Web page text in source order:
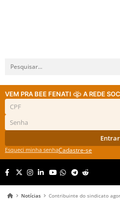
VEM PRA BEE FENATI A REDE
Entrar
Esqueci minha senhaCadastre-se
Notícias Contribuinte do sindicato